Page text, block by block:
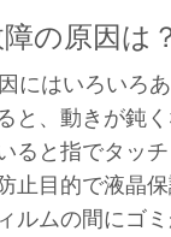
の原因は
にはいろいろ
と、動きが鈍く
ると指でタッ
止目的で液晶
ルムの間にゴ